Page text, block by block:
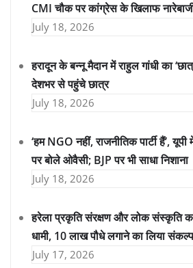
CMI चौक पर कांग्रेस के खिलाफ
July 18, 2026
हरादून के बन्नू मैदान में राहुल गांधी का
देशभर से पहुंचे छात्र
July 18, 2026
‘हम NGO नहीं, राजनीतिक पार्टी हैं’,
पर बोले ओवैसी; BJP पर भी साधा निशाना
July 18, 2026
हरेला प्रकृति संरक्षण और लोक संस्कृति का
धामी, 10 लाख पौधे लगाने का लिया संकल्प
July 17, 2026